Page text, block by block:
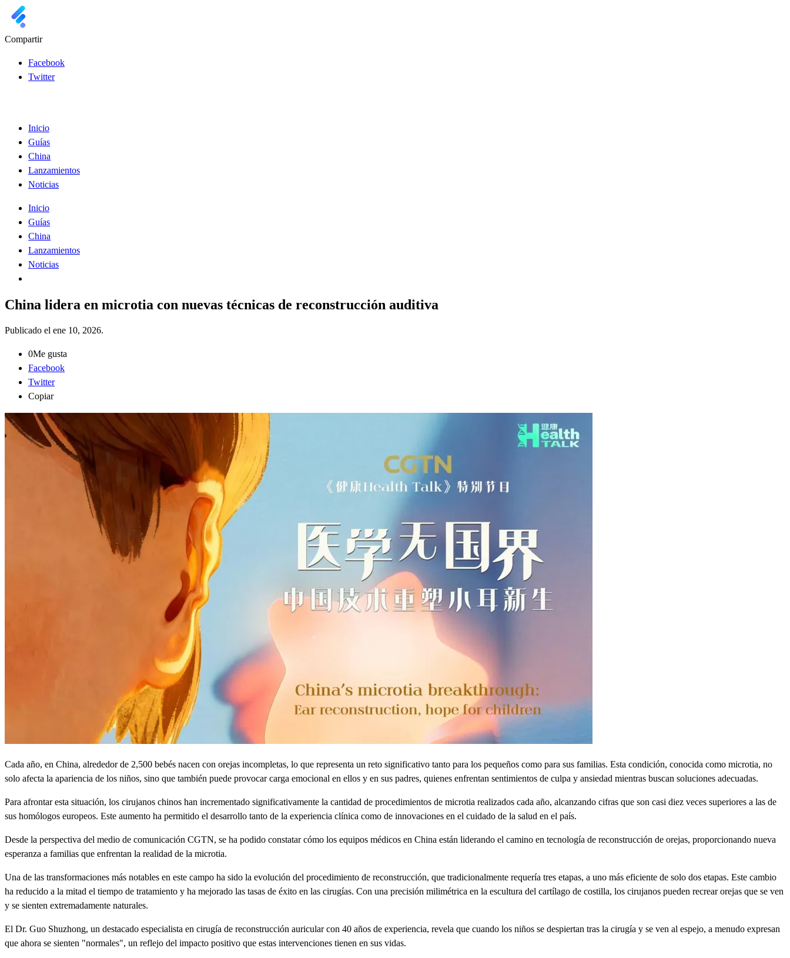
Compartir
Facebook
Twitter
Inicio
Guías
China
Lanzamientos
Noticias
Inicio
Guías
China
Lanzamientos
Noticias
China lidera en microtia con nuevas técnicas de reconstrucción auditiva
Publicado el ene 10, 2026.
0Me gusta
Facebook
Twitter
Copiar
Cada año, en China, alrededor de 2,500 bebés nacen con orejas incompletas, lo que representa un reto significativo tanto para los pequeños como para sus familias. Esta condición, conocida como microtia, no
solo afecta la apariencia de los niños, sino que también puede provocar carga emocional en ellos y en sus padres, quienes enfrentan sentimientos de culpa y ansiedad mientras buscan soluciones adecuadas.
Para afrontar esta situación, los cirujanos chinos han incrementado significativamente la cantidad de procedimientos de microtia realizados cada año, alcanzando cifras que son casi diez veces superiores a las de
sus homólogos europeos. Este aumento ha permitido el desarrollo tanto de la experiencia clínica como de innovaciones en el cuidado de la salud en el país.
Desde la perspectiva del medio de comunicación CGTN, se ha podido constatar cómo los equipos médicos en China están liderando el camino en tecnología de reconstrucción de orejas, proporcionando nueva
esperanza a familias que enfrentan la realidad de la microtia.
Una de las transformaciones más notables en este campo ha sido la evolución del procedimiento de reconstrucción, que tradicionalmente requería tres etapas, a uno más eficiente de solo dos etapas. Este cambio
ha reducido a la mitad el tiempo de tratamiento y ha mejorado las tasas de éxito en las cirugías. Con una precisión milimétrica en la escultura del cartílago de costilla, los cirujanos pueden recrear orejas que se ven
y se sienten extremadamente naturales.
El Dr. Guo Shuzhong, un destacado especialista en cirugía de reconstrucción auricular con 40 años de experiencia, revela que cuando los niños se despiertan tras la cirugía y se ven al espejo, a menudo expresan
que ahora se sienten "normales", un reflejo del impacto positivo que estas intervenciones tienen en sus vidas.